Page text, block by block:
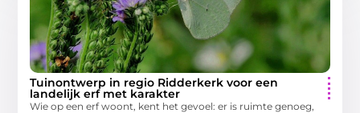
Tuinontwerp in regio Ridderkerk voor een
landelijk erf met karakter
Wie op een erf woont, kent het gevoel: er is ruimte genoeg,